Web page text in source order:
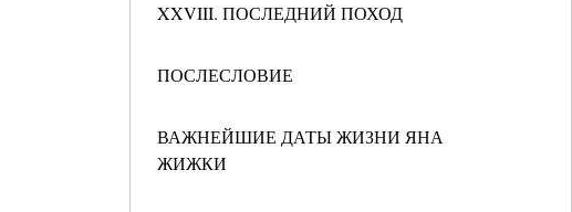
XXVIII. ПОСЛЕДНИЙ ПОХОД
ПОСЛЕСЛОВИЕ
ВАЖНЕЙШИЕ ДАТЫ ЖИЗНИ ЯНА
ЖИЖКИ